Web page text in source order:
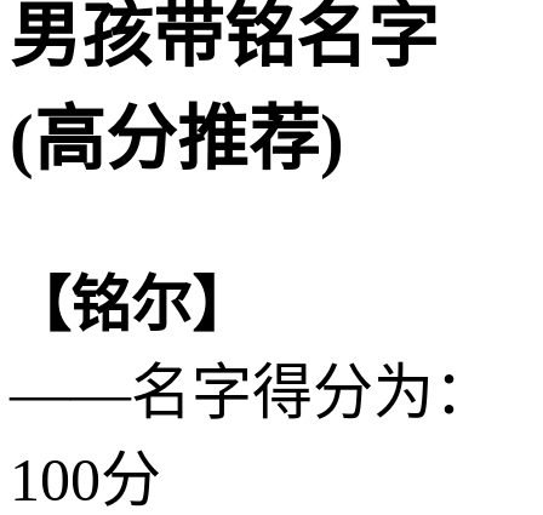
男孩带铭名字
(高分推荐)
【铭尔】
——名字得分为：
100分